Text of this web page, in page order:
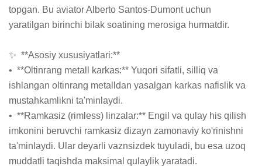
topgan. Bu aviator Alberto Santos-Dumont uchun
yaratilgan birinchi bilak soatining merosiga hurmatdir.
✨  **Asosiy xususiyatlari:**
•  **Oltinrang metall karkas:** Yuqori sifatli, silliq va
ishlangan oltinrang metalldan yasalgan karkas nafislik va
mustahkamlikni ta'minlaydi.
•  **Ramkasiz (rimless) linzalar:** Engil va qulay his qilish
imkonini beruvchi ramkasiz dizayn zamonaviy ko'rinishni
ta'minlaydi. Ular deyarli vaznsizdek tuyuladi, bu esa uzoq
muddatli taqishda maksimal qulaylik yaratadi.